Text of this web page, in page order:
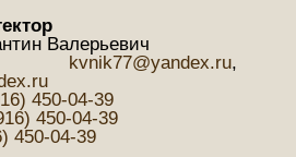
Валерьевич
kvnik77@yandex.ru,
450-04-39
450-04-39
450-04-39